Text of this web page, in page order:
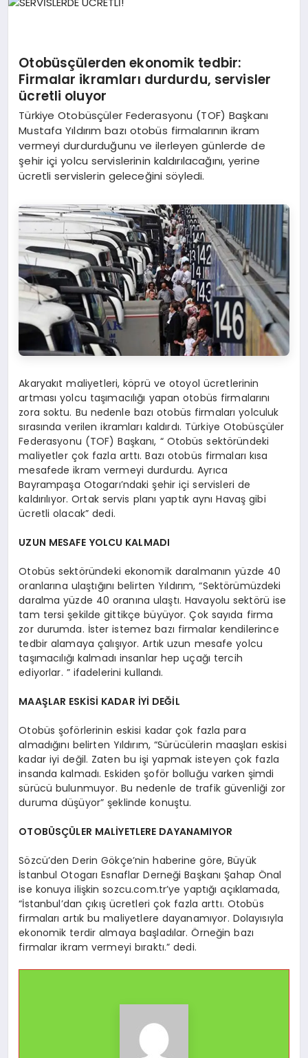
Otobüsçülerden ekonomik tedbir:
Firmalar ikramları durdurdu, servisler
ücretli oluyor
Türkiye Otobüsçüler Federasyonu (TOF) Başkanı
Mustafa Yıldırım bazı otobüs firmalarının ikram
vermeyi durdurduğunu ve ilerleyen günlerde de
şehir içi yolcu servislerinin kaldırılacağını, yerine
ücretli servislerin geleceğini söyledi.
Akaryakıt maliyetleri, köprü ve otoyol ücretlerinin
artması yolcu taşımacılığı yapan otobüs firmalarını
zora soktu. Bu nedenle bazı otobüs firmaları yolculuk
sırasında verilen ikramları kaldırdı. Türkiye Otobüsçüler
Federasyonu (TOF) Başkanı, “ Otobüs sektöründeki
maliyetler çok fazla arttı. Bazı otobüs firmaları kısa
mesafede ikram vermeyi durdurdu. Ayrıca
Bayrampaşa Otogarı’ndaki şehir içi servisleri de
kaldırılıyor. Ortak servis planı yaptık aynı Havaş gibi
ücretli olacak” dedi.
UZUN MESAFE YOLCU KALMADI
Otobüs sektöründeki ekonomik daralmanın yüzde 40
oranlarına ulaştığını belirten Yıldırım, “Sektörümüzdeki
daralma yüzde 40 oranına ulaştı. Havayolu sektörü ise
tam tersi şekilde gittikçe büyüyor. Çok sayıda firma
zor durumda. İster istemez bazı firmalar kendilerince
tedbir alamaya çalışıyor. Artık uzun mesafe yolcu
taşımacılığı kalmadı insanlar hep uçağı tercih
ediyorlar. ” ifadelerini kullandı.
MAAŞLAR ESKİSİ KADAR İYİ DEĞİL
Otobüs şoförlerinin eskisi kadar çok fazla para
almadığını belirten Yıldırım, “Sürücülerin maaşları eskisi
kadar iyi değil. Zaten bu işi yapmak isteyen çok fazla
insanda kalmadı. Eskiden şoför bolluğu varken şimdi
sürücü bulunmuyor. Bu nedenle de trafik güvenliği zor
duruma düşüyor” şeklinde konuştu.
OTOBÜSÇÜLER MALİYETLERE DAYANAMIYOR
Sözcü’den Derin Gökçe’nin haberine göre, Büyük
İstanbul Otogarı Esnaflar Derneği Başkanı Şahap Önal
ise konuya ilişkin sozcu.com.tr’ye yaptığı açıklamada,
“İstanbul’dan çıkış ücretleri çok fazla arttı. Otobüs
firmaları artık bu maliyetlere dayanamıyor. Dolayısıyla
ekonomik terdir almaya başladılar. Örneğin bazı
firmalar ikram vermeyi bıraktı.” dedi.